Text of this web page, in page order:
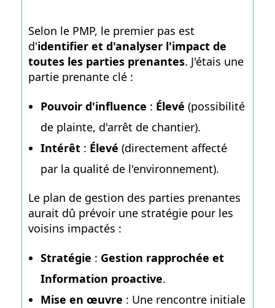
Selon le PMP, le premier pas est
d'identifier et d'analyser l'impact de
toutes les parties prenantes. J'étais une
partie prenante clé :
Pouvoir d'influence : Élevé (possibilité
de plainte, d'arrêt de chantier).
Intérêt: Élevé (directement affecté
par la qualité de l'environnement).
Le plan de gestion des parties prenantes
aurait dû prévoir une stratégie pour les
voisins impactés :
Stratégie : Gestion rapprochée et
Information proactive.
Mise en œuvre : Une rencontre initiale